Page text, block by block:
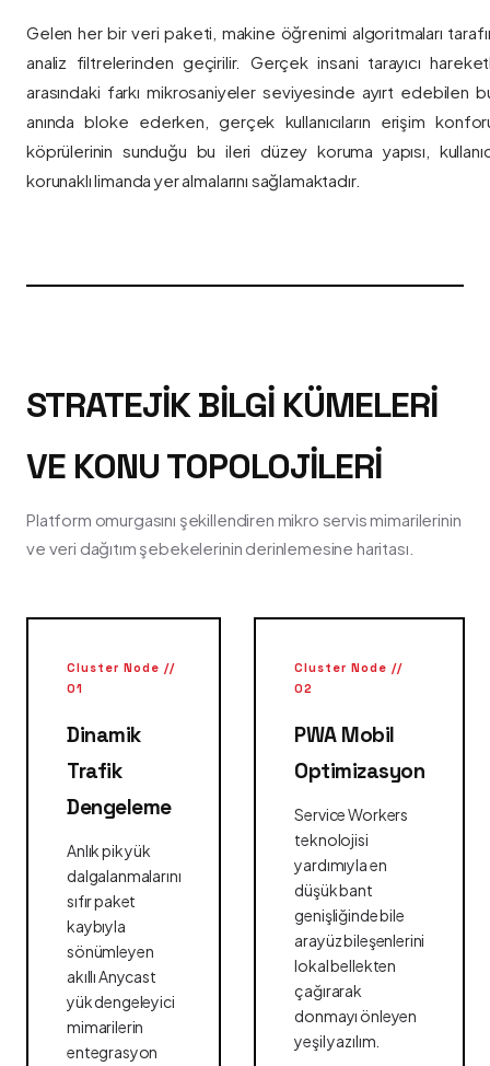
Gelen her bir veri paketi, makine öğrenimi algoritmaları
analiz filtrelerinden geçirilir. Gerçek insani tarayıcı
arasındaki farkı mikrosaniyeler seviyesinde ayırt edebilen
anında bloke ederken, gerçek kullanıcıların erişim
köprülerinin sunduğu bu ileri düzey koruma yapısı,
korunaklı limanda yer almalarını sağlamaktadır.
STRATEJIK BILGI KÜMELERI
VE KONU TOPOLOJILERI
Platform omurgasını şekillendiren mikro servis mimarilerinin
ve veri dağıtım şebekelerinin derinlemesine haritası.
Cluster Node //
01
Dinamik
Trafik
Dengeleme
Anlık pik yük
dalgalanmalarını
sıfır paket
kaybıyla
sönümleyen
akıllı Anycast
yük dengeleyici
mimarilerin
entegrasyon
Cluster Node //
02
PWA Mobil
Optimizasyon
Service Workers
teknolojisi
yardımıyla en
düşük bant
genişliğinde bile
arayüz bileşenlerini
lokal bellekten
çağırarak
donmayı önleyen
yeşil yazılım.